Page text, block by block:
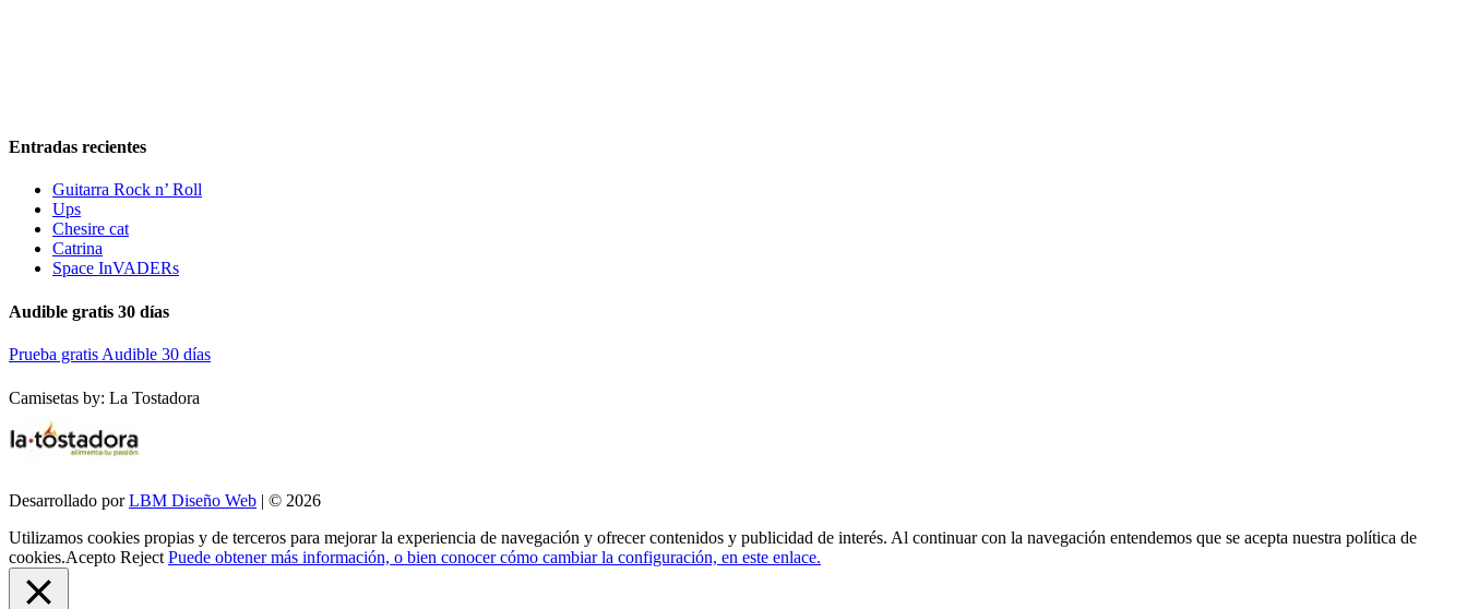
Entradas recientes
Guitarra Rock n’ Roll
Ups
Chesire cat
Catrina
Space InVADERs
Audible gratis 30 días
Prueba gratis Audible 30 días
Camisetas by: La Tostadora
Desarrollado porLBM Diseño Web | © 2026
Utilizamos cookies propias y de terceros para mejorar la experiencia de navegación y ofrecer contenidos y publicidad de interés. Al continuar con la navegación entendemos que se acepta nuestra política de
cookies.Acepto Reject Puede obtener más información, o bien conocer cómo cambiar la configuración, en este enlace.